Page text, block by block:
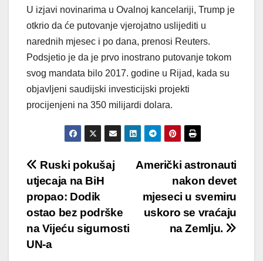
U izjavi novinarima u Ovalnoj kancelariji, Trump je
otkrio da će putovanje vjerojatno uslijediti u
narednih mjesec i po dana, prenosi Reuters.
Podsjetio je da je prvo inostrano putovanje tokom
svog mandata bilo 2017. godine u Rijad, kada su
objavljeni saudijski investicijski projekti
procijenjeni na 350 milijardi dolara.
Post
navigation
Američki astronauti
nakon devet
mjeseci u svemiru
uskoro se vraćaju
na Zemlju.
Ruski pokušaj
utjecaja na BiH
propao: Dodik
ostao bez podrške
na Vijeću sigurnosti
UN-a